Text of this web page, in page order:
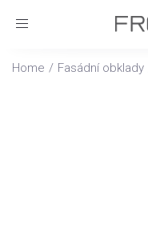
Toggle
Home Fasádní obklady